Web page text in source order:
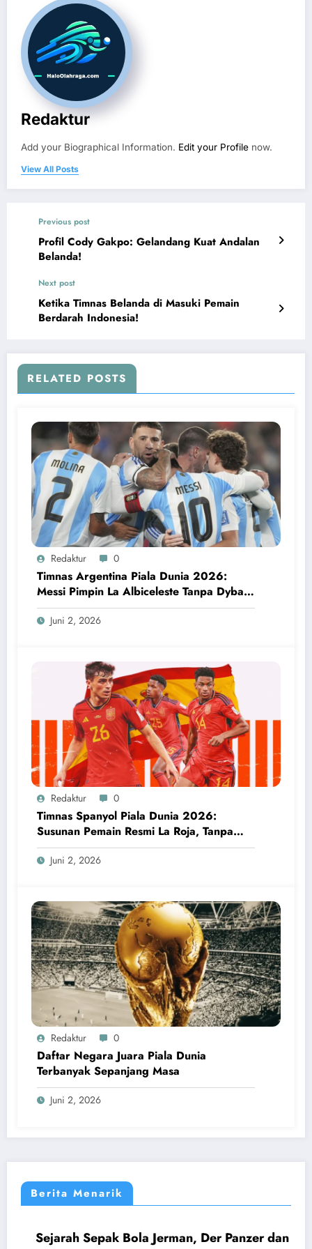
Redaktur
Add your Biographical Information. Edit your Profile now.
View All Posts
Previous post
Profil Cody Gakpo: Gelandang Kuat Andalan
Belanda!
Next post
Ketika Timnas Belanda di Masuki Pemain
Berdarah Indonesia!
RELATED POSTS
Redaktur 0
Timnas Argentina Piala Dunia 2026:
Messi Pimpin La Albiceleste Tanpa Dybala
dan Garnacho
Juni 2, 2026
Redaktur 0
Timnas Spanyol Piala Dunia 2026:
Susunan Pemain Resmi La Roja, Tanpa
Wakil Real Madrid
Juni 2, 2026
Redaktur 0
Daftar Negara Juara Piala Dunia
Terbanyak Sepanjang Masa
Juni 2, 2026
Berita Menarik
DUNIA EROPA
Sejarah Sepak Bola Jerman, Der Panzer dan